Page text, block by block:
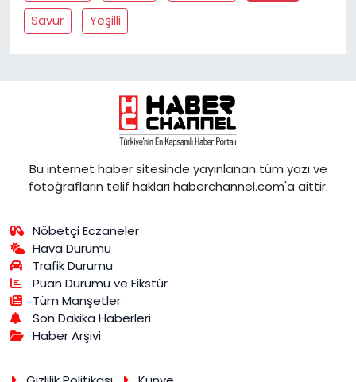
Savur
Yeşilli
Bu internet haber sitesinde yayınlanan tüm yazı ve
fotoğrafların telif hakları haberchannel.com'a aittir.
Nöbetçi Eczaneler
Hava Durumu
Trafik Durumu
Puan Durumu ve Fikstür
Tüm Manşetler
Son Dakika Haberleri
Haber Arşivi